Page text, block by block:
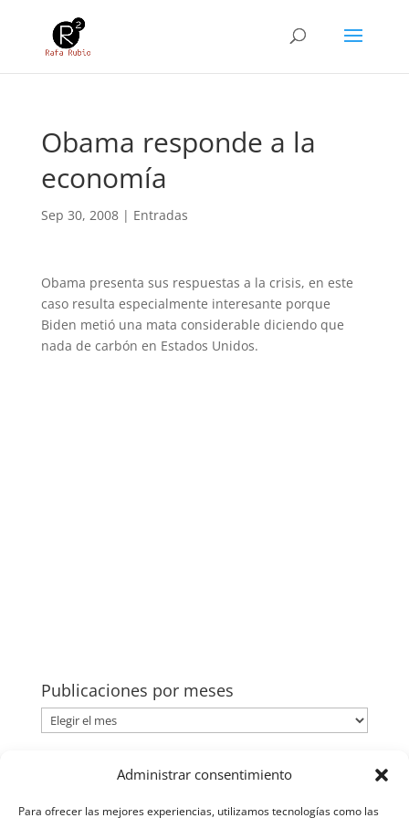
Administrar consentimiento
Para ofrecer las mejores experiencias, utilizamos tecnologías como las
Obama responde a la
economía
Sep 30, 2008| Entradas
Obama presenta sus respuestas a la crisis, en este
caso resulta especialmente interesante porque
Biden metió una mata considerable diciendo que
nada de carbón en Estados Unidos.
Publicaciones por meses
Publicaciones
por
Categorías